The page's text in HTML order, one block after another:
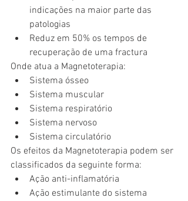
indicações na maior parte das
patologias
Reduz em 50% os tempos de
recuperação de uma fractura
Onde atua a Magnetoterapia:
Sistema ósseo
Sistema muscular
Sistema respiratório
Sistema nervoso
Sistema circulatório
Os efeitos da Magnetoterapia podem ser
classificados da seguinte forma:
Ação anti-inflamatória
Ação estimulante do sistema